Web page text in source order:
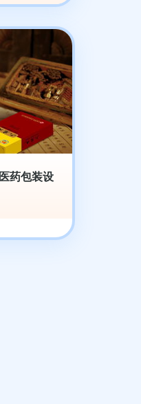
药包装设